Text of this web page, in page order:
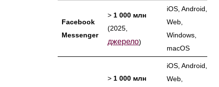
Facebook
Messenger
>1 000 млн
(2025,
джерело)
iOS, Android,
Web,
Windows,
macOS
>1 000 млн
iOS, Android,
Web,